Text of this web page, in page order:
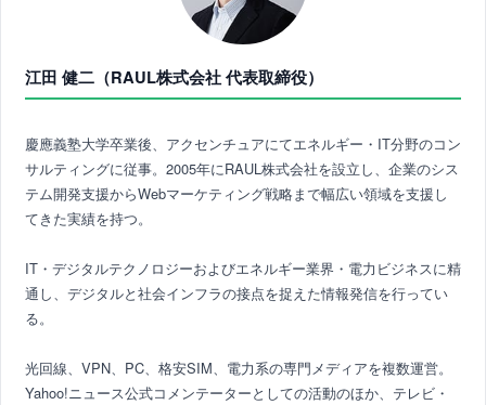
江田 健二（RAUL株式会社 代表取締役）
慶應義塾大学卒業後、アクセンチュアにてエネルギー・IT分野のコン
サルティングに従事。2005年にRAUL株式会社を設立し、企業のシス
テム開発支援からWebマーケティング戦略まで幅広い領域を支援し
てきた実績を持つ。
IT・デジタルテクノロジーおよびエネルギー業界・電力ビジネスに精
通し、デジタルと社会インフラの接点を捉えた情報発信を行ってい
る。
光回線、VPN、PC、格安SIM、電力系の専門メディアを複数運営。
Yahoo!ニュース公式コメンテーターとしての活動のほか、テレビ・